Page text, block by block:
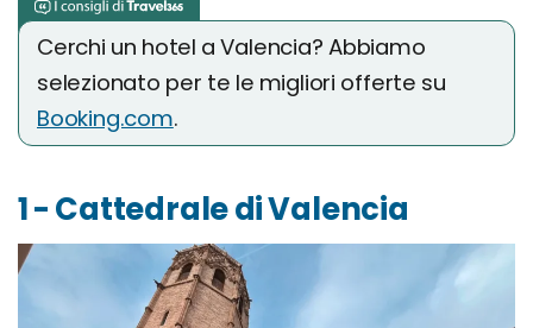
Cerchi un hotel a Valencia? Abbiamo
selezionato per te le migliori offerte su
Booking.com.
1 - Cattedrale di Valencia